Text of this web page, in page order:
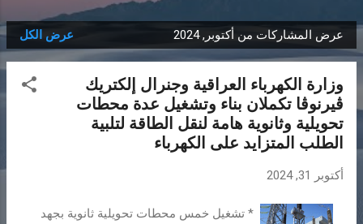
ا
ل
ش
عرض المشاركات من أكتوبر, 2024 عرض الكل
وزارة الكهرباء العراقية وجنرال إلكتريك
ڤيرنوڤا تكملان بناء وتشغيل عدة محطات
تحويلية وثانوية هامة لنقل الطاقة لتلبية
الطلب المتزايد على الكهرباء
أكتوبر 31, 2024
* تشغيل خمس محطات تحويلية ثانوية بجهد